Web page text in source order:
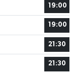
19:00
19:00
21:30
21:30